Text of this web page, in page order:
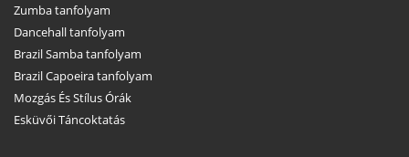
Zumba tanfolyam
Dancehall tanfolyam
Brazil Samba tanfolyam
Brazil Capoeira tanfolyam
Mozgás És Stílus Órák
Esküvői Táncoktatás